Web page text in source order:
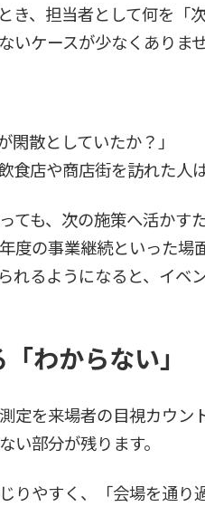
き、担当者として何を
ケースが少なくありませ
閑散としていたか？」
食店や商店街を訪れた人
ても、次の施策へ活かす
度の事業継続といった
るようになると、イベ
わからない」
定を来場者の目視カウン
い部分が残ります。
りやすく、「会場を通